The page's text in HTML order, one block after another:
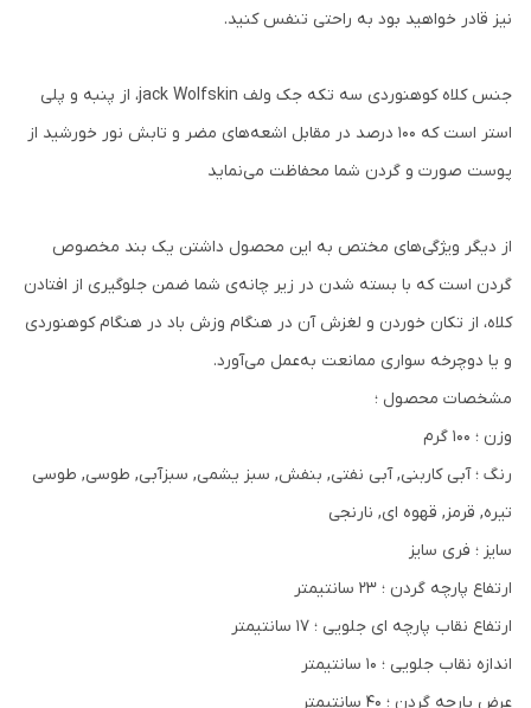
نیز قادر خواهید بود به راحتی تنفس کنید.
جنس کلاه کوهنوردی سه تکه جک ولف jack Wolfskin، از پنبه و پلی
استر است که ۱۰۰ درصد در مقابل اشعه‌های مضر و تابش نور خورشید از
پوست صورت و گردن شما محفاظت می‌‎نماید
از دیگر ویژگی‌های مختص به‌ این محصول داشتن یک بند مخصوص
گردن است که با بسته شدن در زیر چانه‌ی شما ضمن جلوگیری از افتادن
کلاه، از تکان خوردن و لغزش آن در هنگام وزش باد در هنگام کوهنوردی
و یا دوچرخه سواری ممانعت به‌عمل می‌آورد.
مشخصات محصول ؛
وزن ؛ 100 گرم
رنگ ؛ آبی کاربنی, آبی نفتی, بنفش, سبز یشمی, سبزآبی, طوسی, طوسی
تیره, قرمز, قهوه ای, نارنجی
سایز ؛ فری سایز
ارتفاع پارچه گردن ؛ ۲۳ سانتیمتر
ارتفاع نقاب پارچه ای جلویی ؛ ۱۷ سانتیمتر
اندازه نقاب جلویی ؛ ۱۰ سانتیمتر
عرض پارچه گردن ؛ ۴۰ سانتیمتر